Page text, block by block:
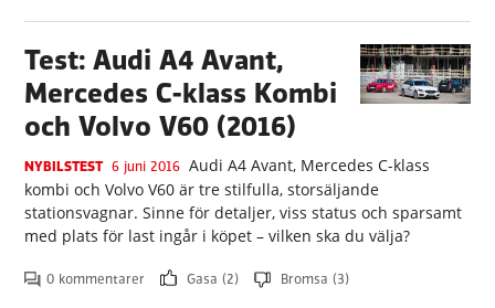
Test: Audi A4 Avant,
Mercedes C-klass Kombi
och Volvo V60 (2016)
NYBILSTEST 6 juni 2016 Audi A4 Avant, Mercedes C-klass
kombi och Volvo V60 är tre stilfulla, storsäljande
stationsvagnar. Sinne för detaljer, viss status och sparsamt
med plats för last ingår i köpet – vilken ska du välja?
0 kommentarer Gasa (2) Bromsa (3)